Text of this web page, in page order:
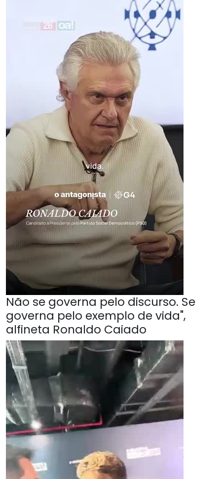
Não se governa pelo discurso. Se
governa pelo exemplo de vida",
alfineta Ronaldo Caiado